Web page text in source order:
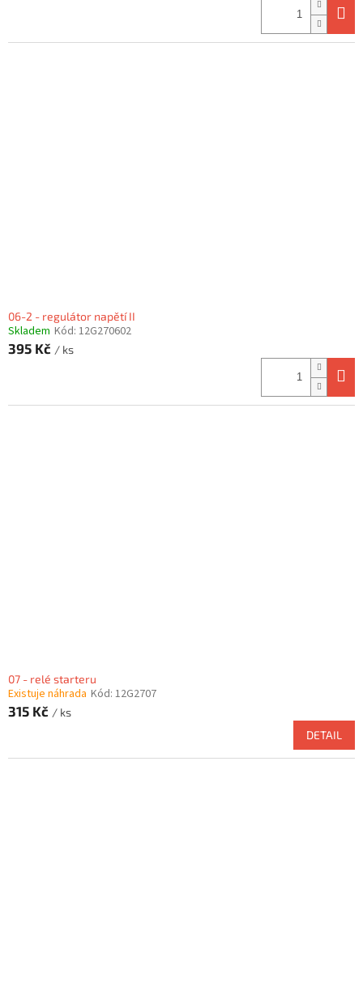
06-2 - regulátor napětí II
Skladem Kód: 12G270602
395 Kč / ks
07 - relé starteru
Existuje náhrada Kód: 12G2707
315 Kč / ks
DETAIL